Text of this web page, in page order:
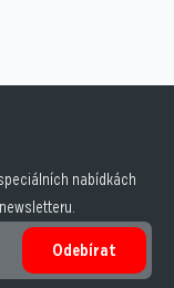
nabídkách
Odebírat